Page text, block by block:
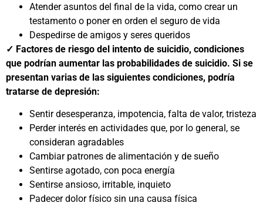
Atender asuntos del final de la vida, como crear un
testamento o poner en orden el seguro de vida
Despedirse de amigos y seres queridos
✓ Factores de riesgo del intento de suicidio, condiciones
que podrían aumentar las probabilidades de suicidio. Si se
presentan varias de las siguientes condiciones, podría
tratarse de depresión:
Sentir desesperanza, impotencia, falta de valor, tristeza
Perder interés en actividades que, por lo general, se
consideran agradables
Cambiar patrones de alimentación y de sueño
Sentirse agotado, con poca energía
Sentirse ansioso, irritable, inquieto
Padecer dolor físico sin una causa física